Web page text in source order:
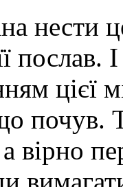
нести
послав.
цієї
почув.